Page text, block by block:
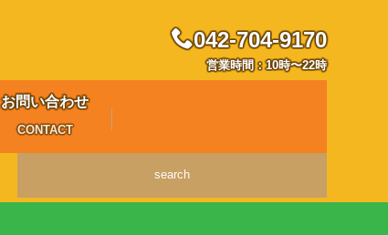
042-704-9170
営業時間：10時〜22時
お問い合わせ
CONTACT
search